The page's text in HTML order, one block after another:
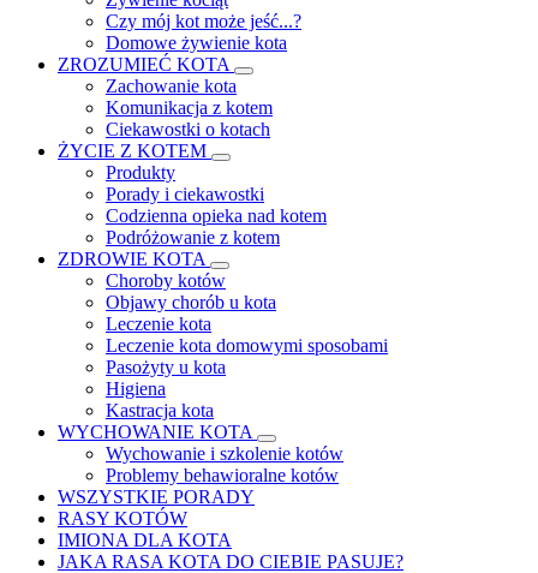
Czy mój kot może jeść...?
Domowe żywienie kota
ZROZUMIEĆ KOTA
Zachowanie kota
Komunikacja z kotem
Ciekawostki o kotach
ŻYCIE Z KOTEM
Produkty
Porady i ciekawostki
Codzienna opieka nad kotem
Podróżowanie z kotem
ZDROWIE KOTA
Choroby kotów
Objawy chorób u kota
Leczenie kota
Leczenie kota domowymi sposobami
Pasożyty u kota
Higiena
Kastracja kota
WYCHOWANIE KOTA
Wychowanie i szkolenie kotów
Problemy behawioralne kotów
WSZYSTKIE PORADY
RASY KOTÓW
IMIONA DLA KOTA
JAKA RASA KOTA DO CIEBIE PASUJE?